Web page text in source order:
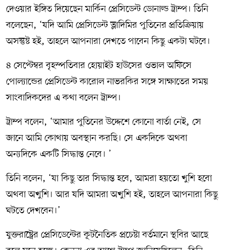
দেওয়ার ইঙ্গিত দিয়েছেন মার্কিন প্রেসিডেন্ট ডোনাল্ড ট্রাম্প। তিনি
বলেছেন, ‘যদি আমি প্রেসিডেন্ট ভ্লাদিমির পুতিনের প্রতিক্রিয়ায়
অসন্তুষ্ট হই, তাহলে আপনারা দেখতে পাবেন কিছু একটা ঘটবে।
৪ সেপ্টেম্বর বৃহস্পতিবার হোয়াইট হাউসের ওভাল অফিসে
পোল্যান্ডের প্রেসিডেন্ট কারোল নাভরকির সঙ্গে সাক্ষাতের সময়
সাংবাদিকদের এ কথা বলেন ট্রাম্প।
ট্রাম্প বলেন, ‘আমার পুতিনের উদ্দেশে কোনো বার্তা নেই, সে
জানে আমি কোথায় অবস্থান করছি। সে একদিকে অথবা
অন্যদিকে একটি সিদ্ধান্ত নেবে। ’
তিনি বলেন, ‘যা কিছু তার সিদ্ধান্ত হবে, আমরা হয়তো খুশি হবো
অথবা অখুশি। আর যদি আমরা অখুশি হই, তাহলে আপনারা কিছু
ঘটতে দেখবেন।’
যুক্তরাষ্ট্রের প্রেসিডেন্টের কূটনৈতিক প্রচেষ্টা বর্তমানে স্থবির আছে